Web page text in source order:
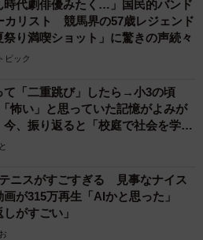
時代劇俳優みたく…」国民的バンド
カリスト 競馬界の57歳レジェンド
祭り満喫ショット」に驚きの声続々
ピック
て「二重跳び」したら→小3の頃
怖い」と思っていた記憶がよみが
振り返ると「校庭で社会を学ん
漫画】
ニスがすごすぎる 見事なナイス
画が315万再生「AIかと思った」
しがすごい」